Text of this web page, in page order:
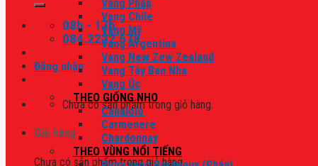
08h - 17h
084.2222.678
Đăng nhập
Chưa có sản phẩm trong giỏ hàng.
Giỏ hàng
Chưa có sản phẩm trong giỏ hàng.
Vang Pháp
Vang Chile
Vang Mỹ
Vang Argentina
Vang New Zew Zealand
Vang Tây Ban Nha
Vang Úc
THEO GIỐNG NHO
Canaiolo
Carmenere
Chardonnay
THEO VÙNG NỔI TIẾNG